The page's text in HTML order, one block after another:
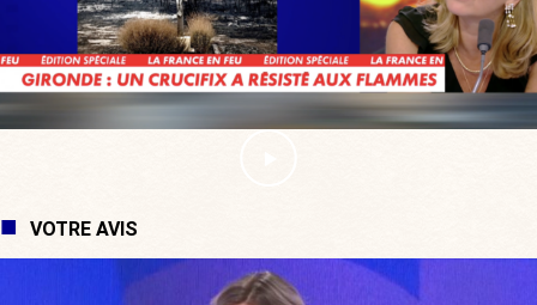
VOTRE AVIS